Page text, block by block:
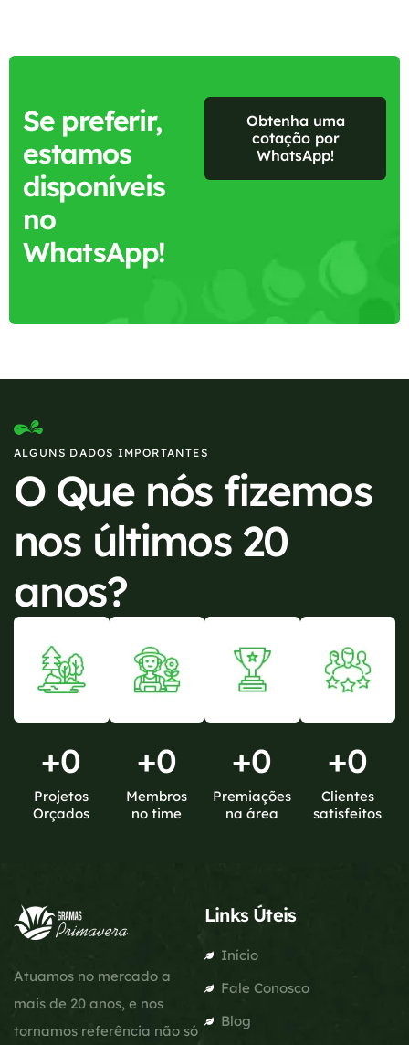
Se preferir,
estamos
disponíveis
no
WhatsApp!
Obtenha uma
cotação por
WhatsApp!
ALGUNS DADOS IMPORTANTES
O Que nós fizemos
nos últimos 20
anos?
+0
Projetos
Orçados
+0
Membros
no time
+0
Premiações
na área
+0
Clientes
satisfeitos
Atuamos no mercado a
mais de 20 anos, e nos
tornamos referência não só
Links Úteis
Início
Fale Conosco
Blog